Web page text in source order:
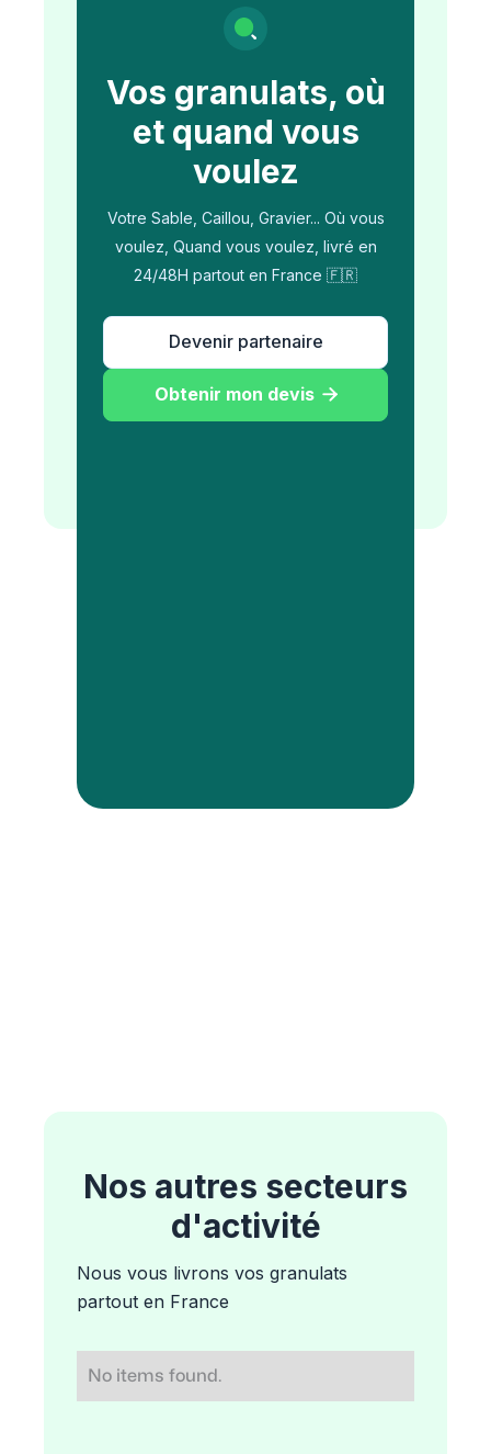
Vos granulats, où
et quand vous
voulez
Votre Sable, Caillou, Gravier... Où vous
voulez, Quand vous voulez, livré en
24/48H partout en France 🇫🇷
Devenir partenaire
Obtenir mon devis 
Nos autres secteurs
d'activité
Nous vous livrons vos granulats
partout en France
No items found.